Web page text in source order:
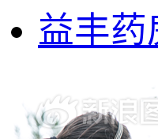
益丰药